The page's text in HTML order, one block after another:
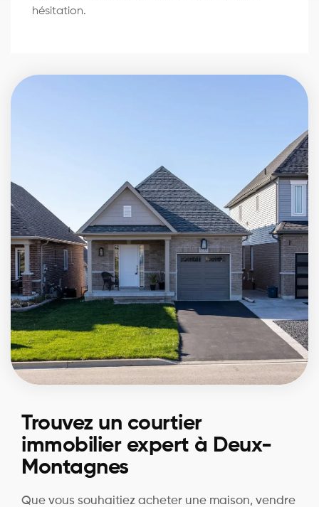
hésitation.
Trouvez un courtier
immobilier expert à Deux-
Montagnes
Que vous souhaitiez acheter une maison, vendre